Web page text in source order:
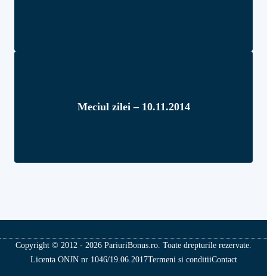
Meciul zilei – 10.11.2014
Copyright © 2012 - 2026 PariuriBonus.ro. Toate drepturile rezervate.
Licenta ONJN nr 1046/19.06.2017Termeni si conditiiContact